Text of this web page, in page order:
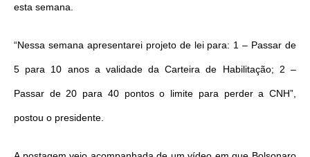
esta semana.
“Nessa semana apresentarei projeto de lei para: 1 – Passar de
5 para 10 anos a validade da Carteira de Habilitação; 2 –
Passar de 20 para 40 pontos o limite para perder a CNH”,
postou o presidente.